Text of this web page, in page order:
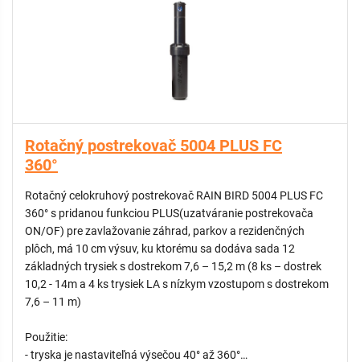
Rotačný postrekovač 5004 PLUS FC
360°
Rotačný celokruhový postrekovač RAIN BIRD 5004 PLUS FC
360° s pridanou funkciou PLUS(uzatváranie postrekovača
ON/OF) pre zavlažovanie záhrad, parkov a rezidenčných
plôch, má 10 cm výsuv, ku ktorému sa dodáva sada 12
základných trysiek s dostrekom 7,6 – 15,2 m (8 ks – dostrek
10,2 - 14m a 4 ks trysiek LA s nízkym vzostupom s dostrekom
7,6 – 11 m)
Použitie:
- tryska je nastaviteľná výsečou 40° až 360°